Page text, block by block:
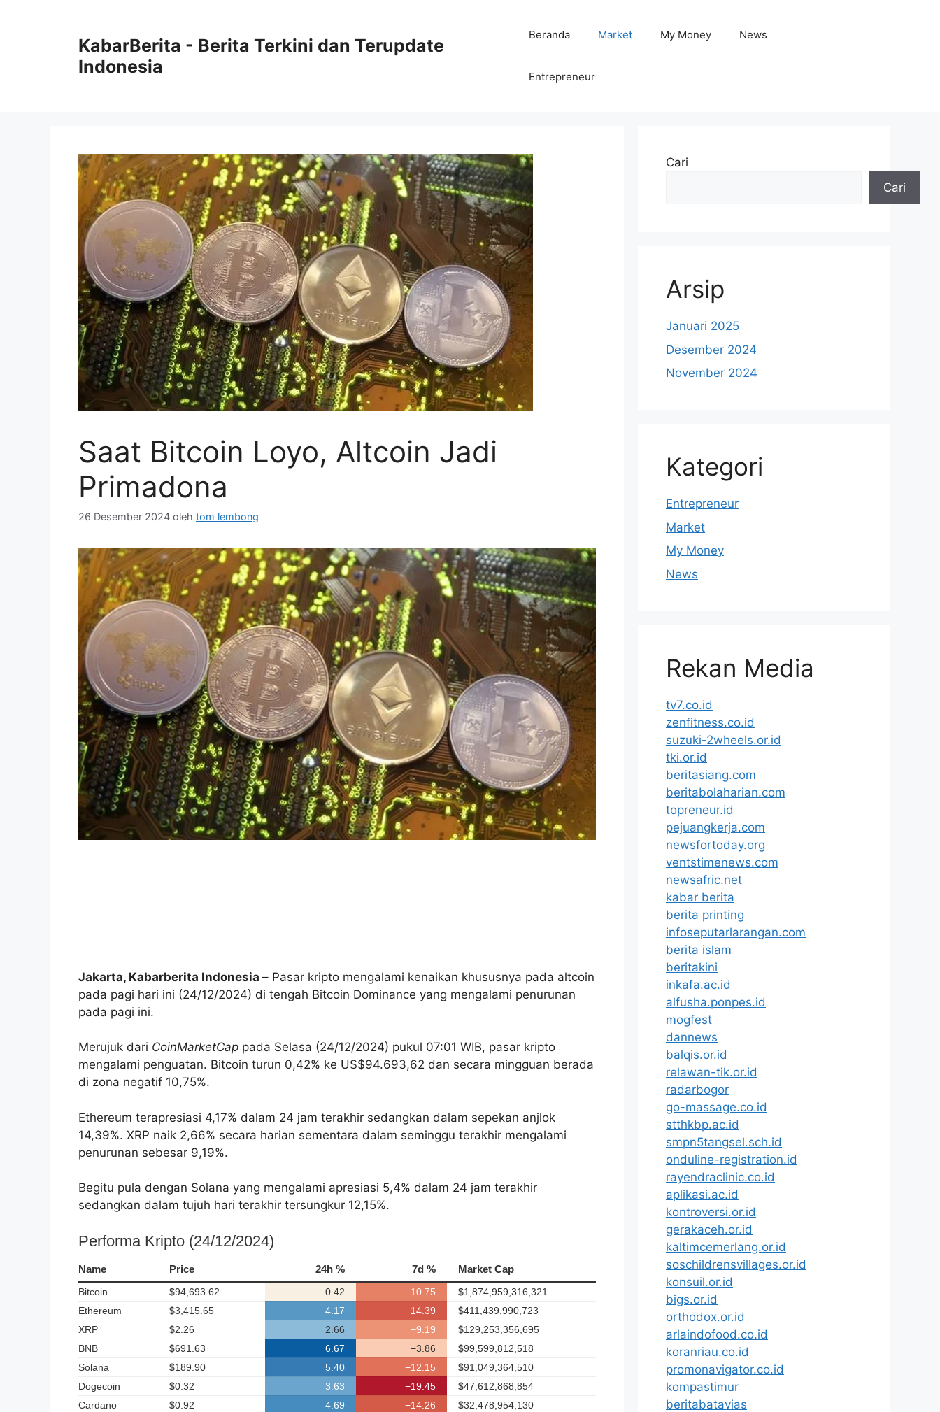
KabarBerita - Berita Terkini dan Terupdate
Indonesia
Beranda Market My Money News
Entrepreneur
Saat Bitcoin Loyo, Altcoin Jadi
Primadona
26 Desember 2024 oleh tom lembong
Jakarta, Kabarberita Indonesia – Pasar kripto mengalami kenaikan khususnya pada altcoin
pada pagi hari ini (24/12/2024) di tengah Bitcoin Dominance yang mengalami penurunan
pada pagi ini.
Merujuk dari CoinMarketCap pada Selasa (24/12/2024) pukul 07:01 WIB, pasar kripto
mengalami penguatan. Bitcoin turun 0,42% ke US$94.693,62 dan secara mingguan berada
di zona negatif 10,75%.
Ethereum terapresiasi 4,17% dalam 24 jam terakhir sedangkan dalam sepekan anjlok
14,39%. XRP naik 2,66% secara harian sementara dalam seminggu terakhir mengalami
penurunan sebesar 9,19%.
Begitu pula dengan Solana yang mengalami apresiasi 5,4% dalam 24 jam terakhir
sedangkan dalam tujuh hari terakhir tersungkur 12,15%.
Cari
Cari
Arsip
Januari 2025
Desember 2024
November 2024
Kategori
Entrepreneur
Market
My Money
News
Rekan Media
tv7.co.id
zenfitness.co.id
suzuki-2wheels.or.id
tki.or.id
beritasiang.com
beritabolaharian.com
topreneur.id
pejuangkerja.com
newsfortoday.org
ventstimenews.com
newsafric.net
kabar berita
berita printing
infoseputarlarangan.com
berita islam
beritakini
inkafa.ac.id
alfusha.ponpes.id
mogfest
dannews
balqis.or.id
relawan-tik.or.id
radarbogor
go-massage.co.id
stthkbp.ac.id
smpn5tangsel.sch.id
onduline-registration.id
rayendraclinic.co.id
aplikasi.ac.id
kontroversi.or.id
gerakaceh.or.id
kaltimcemerlang.or.id
soschildrensvillages.or.id
konsuil.or.id
bigs.or.id
orthodox.or.id
arlaindofood.co.id
koranriau.co.id
promonavigator.co.id
kompastimur
beritabatavias